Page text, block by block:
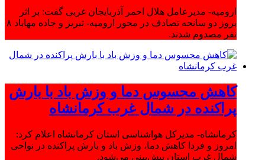
ارومیه- مدیرعامل هلال احمر آذربایجان غربی گفت: بر اثر
بروز دو سانحه تصادف در محور ارومیه- تبریز و جاده مهاباد ۸
نفر مصدوم شدند.
کاهش محسوس دما و وزش باد با بارش
پراکنده در شمال غرب کرمانشاه
کرمانشاه- مدیرکل هواشناسی استان کرمانشاه اعلام کرد:
امروز و فردا کاهش دما، وزش باد و بارش پراکنده در نواحی
شمال غرب استان پیش‌بینی می‌شود.